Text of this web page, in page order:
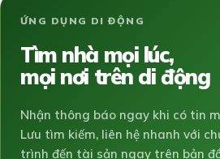
ỨNG DỤNG DI ĐỘNG
Tìm nhà mọi lúc,
mọi nơi trên di động
Nhận thông báo ngay khi có tin
Lưu tìm kiếm, liên hệ nhanh với
trình đến tài sản ngay trên bản